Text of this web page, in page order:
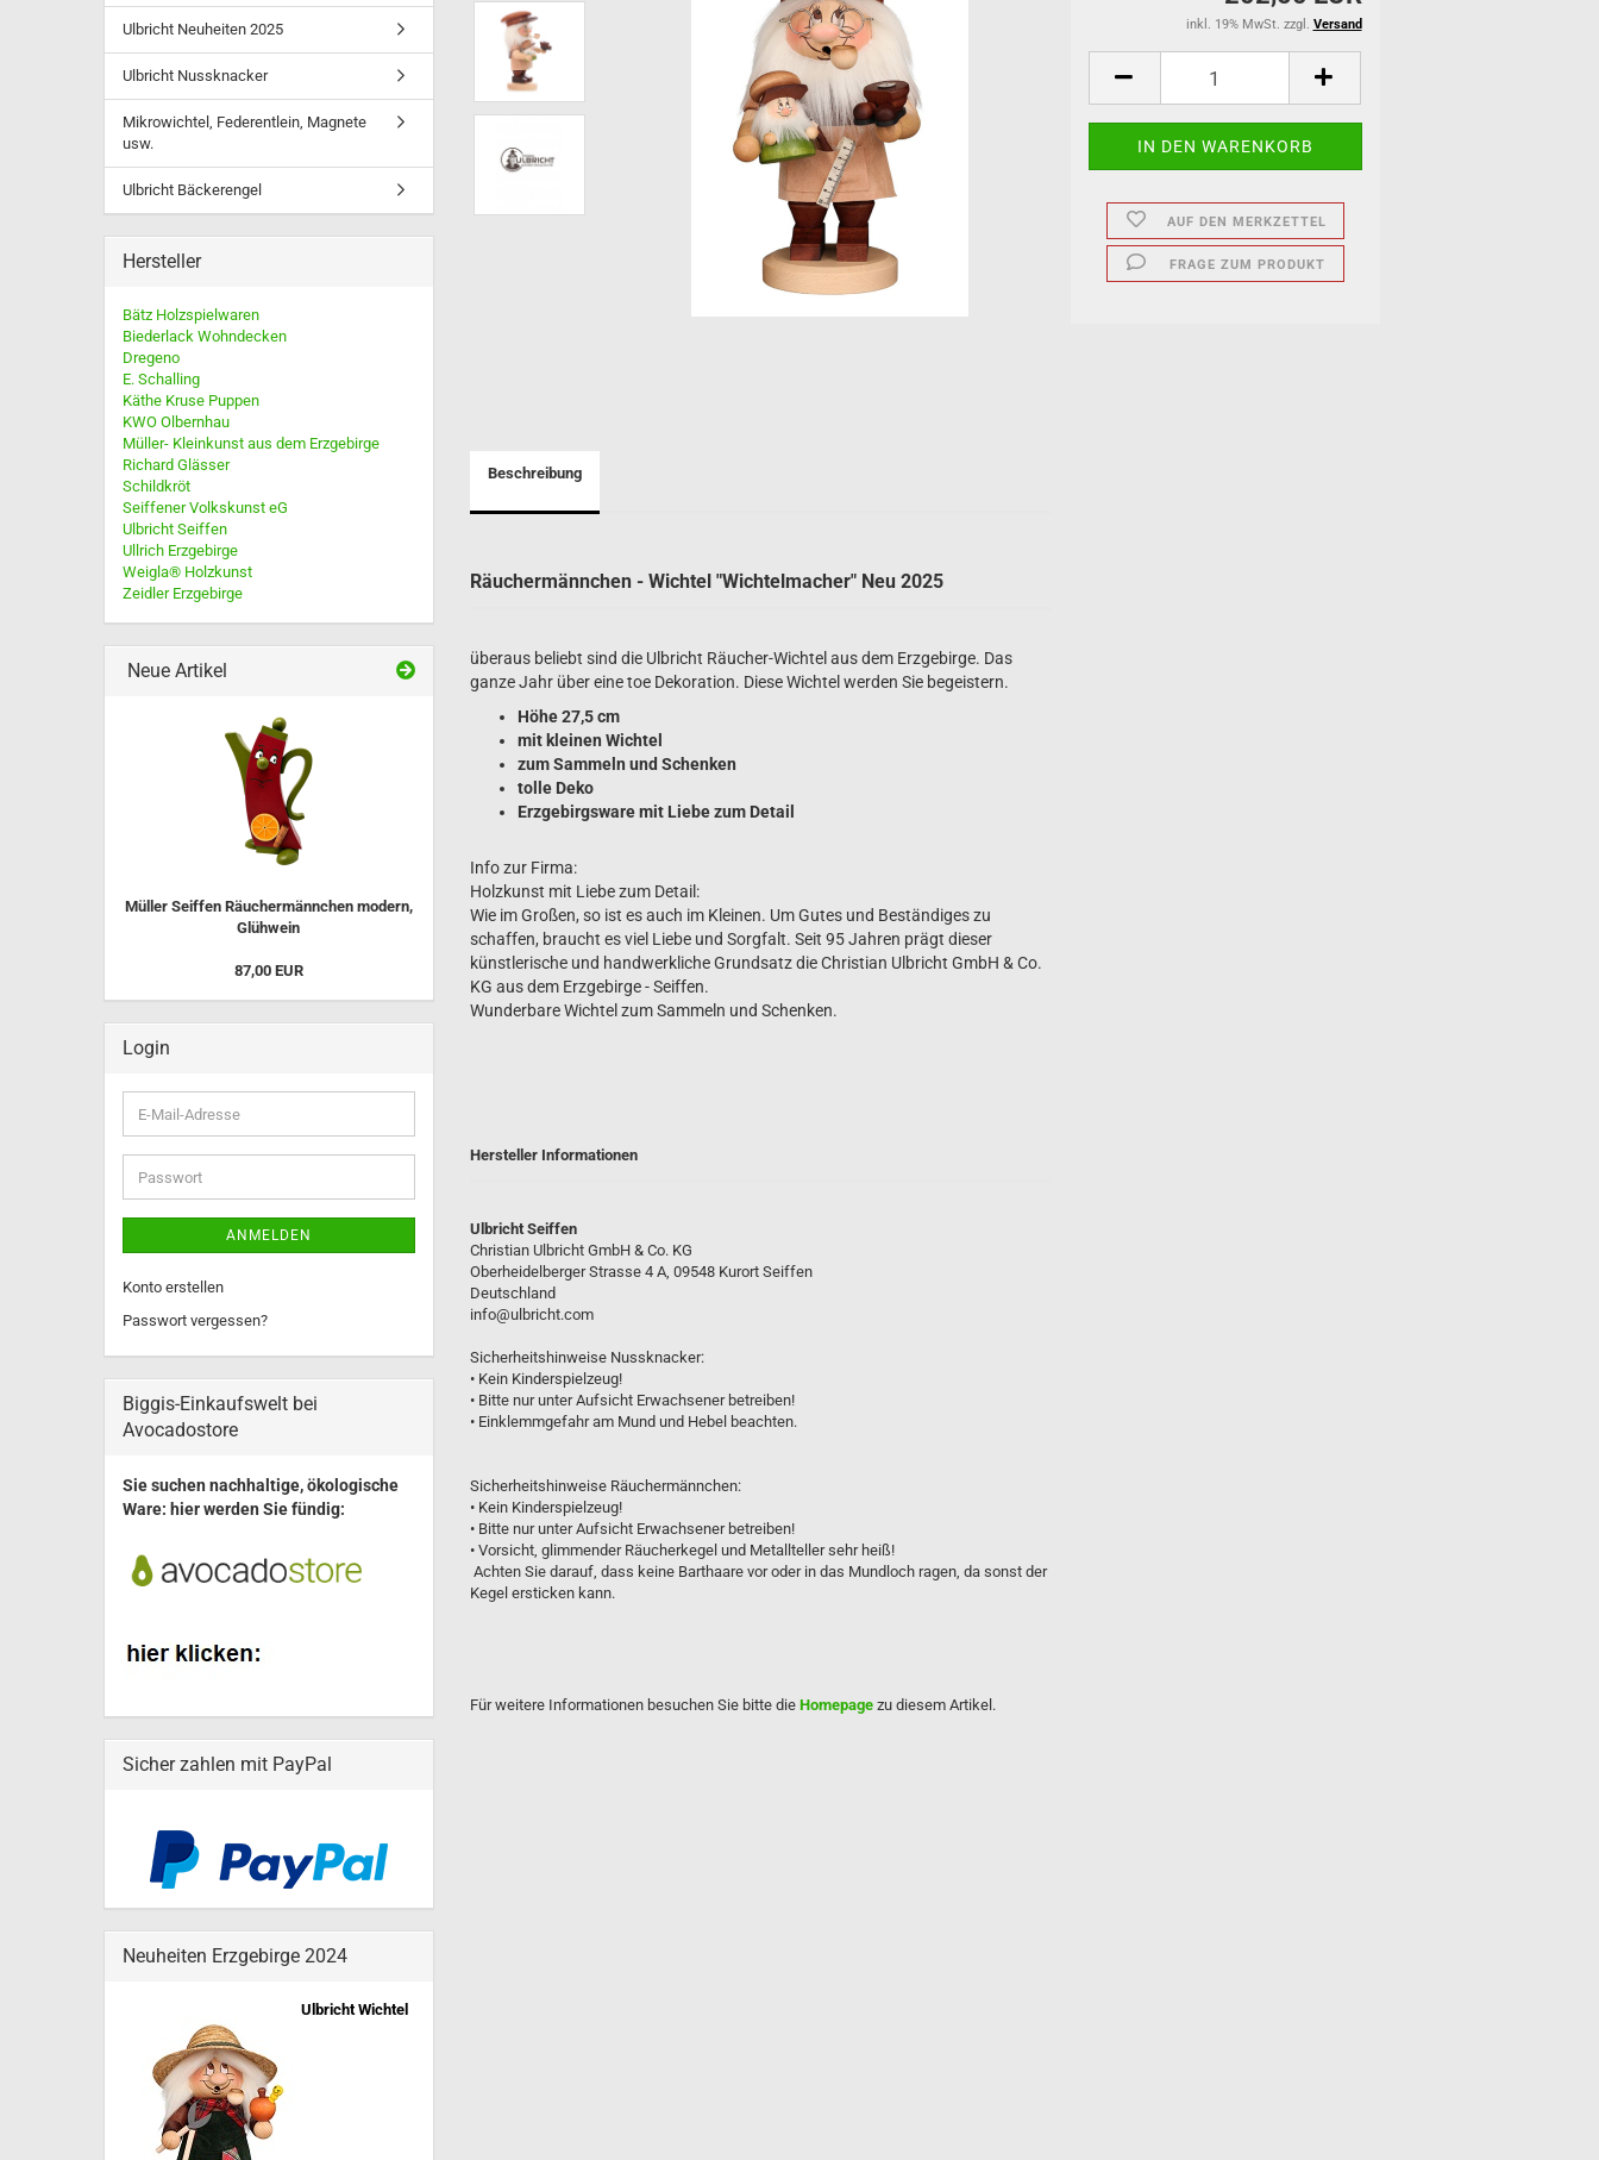
Ulbricht Nussknacker
Mikrowichtel, Federentlein,
Magnete usw.
Spieldosen
Räucheröfen, häuser, pilze
Nusknacker Ulbricht Seiffen
Nussknacker Seiffener
Volkskunst
Räuchermännchen sitzend bis 25
Räuchermännchen sitzend bis 40
cm
Räuchermännchen stehend 18 cm
Schwibbogen LED-Beleuchtung
Pyramide - modern
Pyramide 3-stöckig
Schwibbögen unbestückt -
LED-Schwibbögen
LED- Lichterspitzen
Minifiguren - Blumenmädchen
Bergmann
Engel
SET: Engel + Bergmann
KWO Olbernhau
Müller - Kleinkunst aus dem
Lubojanski
Drechslerei Wagner
Seiffener Volkskunst eG
Zeidler Holzkunst
Richard Glässer
Ullrich Erzgebirge
inkl. 19% MwSt. zzgl. Versand
AUF DEN MERKZETTEL
FRAGE ZUM PRODUKT
Beschreibung
Räuchermännchen - Wichtel "Wichtelmacher" Neu 2025
überaus beliebt sind die Ulbricht Räucher-Wichtel aus dem Erzgebirge. Das
ganze Jahr über eine toe Dekoration. Diese Wichtel werden Sie begeistern.
Höhe 27,5 cm
mit kleinen Wichtel
zum Sammeln und Schenken
tolle Deko
Erzgebirgsware mit Liebe zum Detail
Info zur Firma:
Holzkunst mit Liebe zum Detail:
Wie im Großen, so ist es auch im Kleinen. Um Gutes und Beständiges zu
schaffen, braucht es viel Liebe und Sorgfalt. Seit 95 Jahren prägt dieser
künstlerische und handwerkliche Grundsatz die Christian Ulbricht GmbH & Co.
KG aus dem Erzgebirge - Seiffen.
Wunderbare Wichtel zum Sammeln und Schenken.
Hersteller Informationen
Ulbricht Seiffen
Christian Ulbricht GmbH & Co. KG
Oberheidelberger Strasse 4 A, 09548 Kurort Seiffen
Deutschland
info@ulbricht.com
Sicherheitshinweise Nussknacker:
• Kein Kinderspielzeug!
• Bitte nur unter Aufsicht Erwachsener betreiben!
• Einklemmgefahr am Mund und Hebel beachten.
Sicherheitshinweise Räuchermännchen:
• Kein Kinderspielzeug!
• Bitte nur unter Aufsicht Erwachsener betreiben!
• Vorsicht, glimmender Räucherkegel und Metallteller sehr heiß!
Achten Sie darauf, dass keine Barthaare vor oder in das Mundloch ragen, da sonst der
Kegel ersticken kann.
Für weitere Informationen besuchen Sie bitte die Homepagezu diesem Artikel.
Ulbricht Neuheiten 2025
Ulbricht Nussknacker
Mikrowichtel, Federentlein, Magnete
usw.
Ulbricht Bäckerengel
Hersteller
Bätz Holzspielwaren
Biederlack Wohndecken
Dregeno
E. Schalling
Käthe Kruse Puppen
KWO Olbernhau
Müller- Kleinkunst aus dem Erzgebirge
Richard Glässer
Schildkröt
Seiffener Volkskunst eG
Ulbricht Seiffen
Ullrich Erzgebirge
Weigla® Holzkunst
Zeidler Erzgebirge
Neue Artikel
Müller Seiffen Räuchermännchen modern,
Glühwein
87,00 EUR
Login
E-
Mail-
Adresse
Passwort
ANMELDEN
Konto erstellen
Passwort vergessen?
Biggis-Einkaufswelt bei
Avocadostore
Sie suchen nachhaltige, ökologische
Ware: hier werden Sie fündig:
Sicher zahlen mit PayPal
Neuheiten Erzgebirge 2024
Ulbricht Wichtel